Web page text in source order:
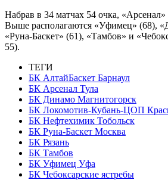
Набрав в 34 матчах 54 очка, «Арсенал»
Выше располагаются «Уфимец» (68),
«Руна-Баскет» (61), «Тамбов» и
55).
ТЕГИ
БК АлтайБаскет Барнаул
БК Арсенал Тула
БК Динамо Магнитогорск
БК Локомотив-Кубань-ЦОП
БК Нефтехимик Тобольск
БК Руна-Баскет Москва
БК Рязань
БК Тамбов
БК Уфимец Уфа
БК Чебоксарские ястребы